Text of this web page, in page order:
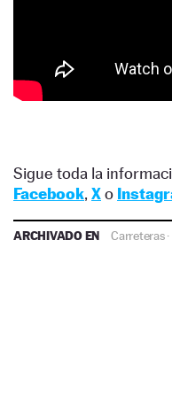
Sigue toda la
Facebook, Xo
ARCHIVADO EN Carreteras·